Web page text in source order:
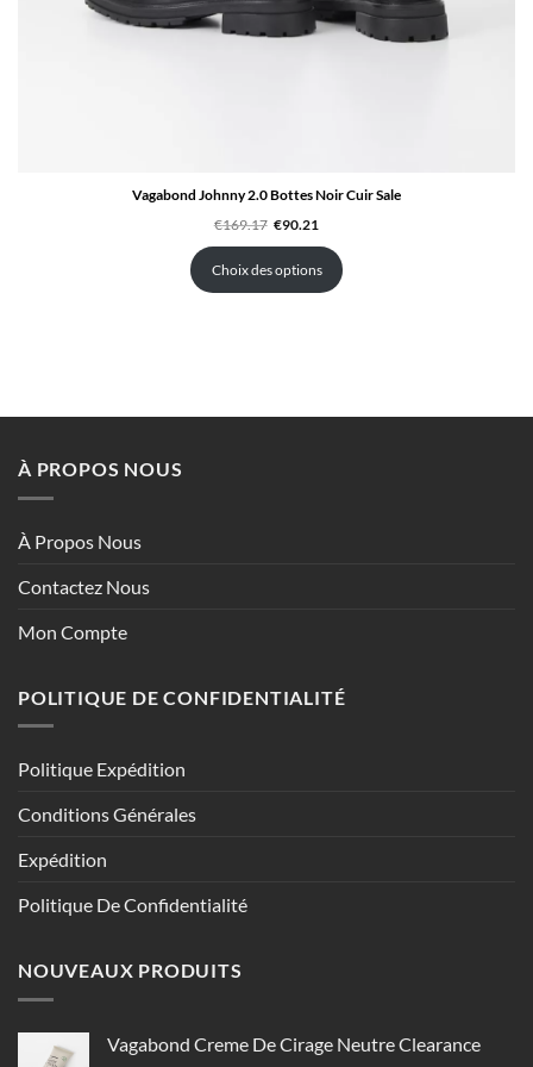
Vagabond Johnny 2.0 Bottes Noir Cuir Sale
€169.17 Le
initial
était :
€169.17.
€90.21
actuel
est :
€90.21.
Choix des options
À PROPOS NOUS
À Propos Nous
Contactez Nous
Mon Compte
POLITIQUE DE CONFIDENTIALITÉ
Politique Expédition
Conditions Générales
Expédition
Politique De Confidentialité
NOUVEAUX PRODUITS
Vagabond Creme De Cirage Neutre Clearance